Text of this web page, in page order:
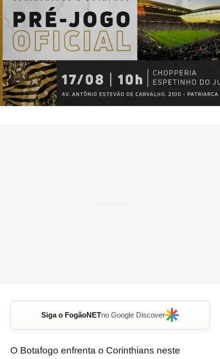
Siga o FogãoNETno Google Discover
O Botafogo enfrenta o Corinthians neste